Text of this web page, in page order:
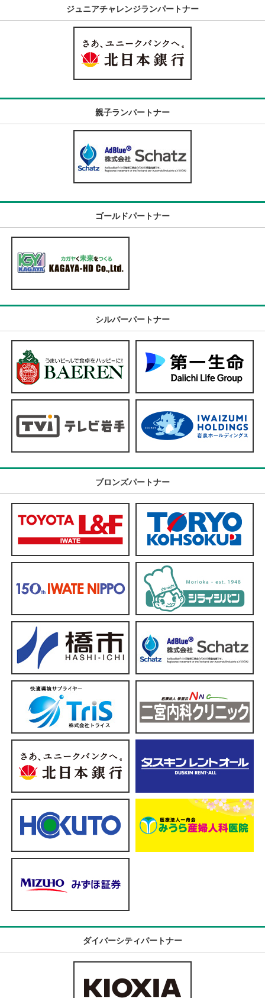
ジュニアチャレンジランパートナー
親子ランパートナー
ゴールドパートナー
シルバーパートナー
ブロンズパートナー
ダイバーシティパートナー